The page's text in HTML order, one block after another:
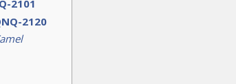
2101
2120